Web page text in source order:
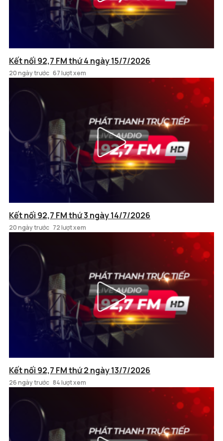
Kết nối 92,7 FM thứ 4 ngày 15/7/2026
20 ngày trước 67 lượt xem
Kết nối 92,7 FM thứ 3 ngày 14/7/2026
20 ngày trước 72 lượt xem
Kết nối 92,7 FM thứ 2 ngày 13/7/2026
26 ngày trước 84 lượt xem